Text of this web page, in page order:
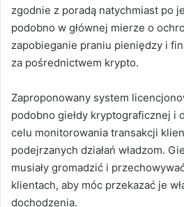
zgodnie z poradą natychmiast po
podobno w głównej mierze o
zapobieganie praniu pieniędzy i
za pośrednictwem krypto.
Zaproponowany system
podobno giełdy kryptograficznej i
celu monitorowania transakcji
podejrzanych działań władzom.
musiały gromadzić i
klientach, aby móc przekazać je
dochodzenia.